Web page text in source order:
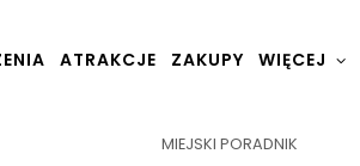
ATRAKCJE ZAKUPY WIĘCEJ
MIEJSKI PORADNIK